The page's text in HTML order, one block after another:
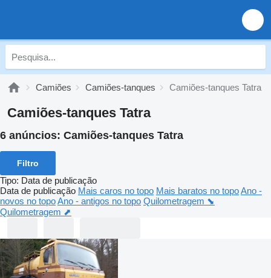
Camiões Camiões-tanques Camiões-tanques Tatra
Camiões-tanques Tatra
6 anúncios: Camiões-tanques Tatra
Filtro
Tipo: Data de publicação
Data de publicação Mais caros no topo Mais baratos no topoAno -
novos no topoAno - antigos no topo Quilometragem ⬊
Quilometragem ⬈